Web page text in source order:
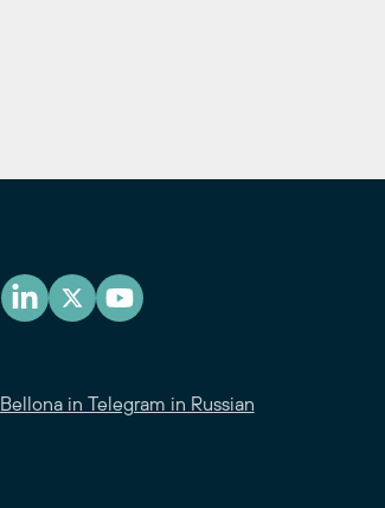
Bellona in Telegram in Russian